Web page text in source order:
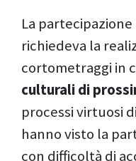
La
richiedeva la
cortometraggi in
culturali di
processi virtuosi
hanno visto la
con difficoltà di